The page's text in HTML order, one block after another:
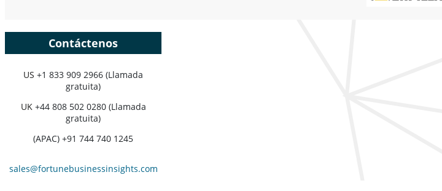
Contáctenos
US +1 833 909 2966 (Llamada
gratuita)
UK +44 808 502 0280 (Llamada
gratuita)
(APAC) +91 744 740 1245
sales@fortunebusinessinsights.com